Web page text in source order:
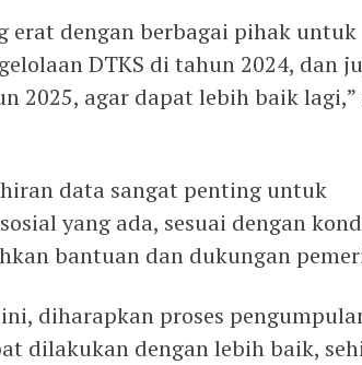
erat dengan berbagai pihak untuk
DTKS di tahun 2024, dan
2025, agar dapat lebih baik
data sangat penting untuk
yang ada, sesuai dengan
bantuan dan dukungan
diharapkan proses
dilakukan dengan lebih baik,